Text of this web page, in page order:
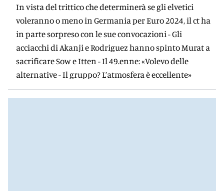
In vista del trittico che determinerà se gli elvetici
voleranno o meno in Germania per Euro 2024, il ct ha
in parte sorpreso con le sue convocazioni - Gli
acciacchi di Akanji e Rodriguez hanno spinto Murat a
sacrificare Sow e Itten - Il 49.enne: «Volevo delle
alternative - Il gruppo? L’atmosfera è eccellente»